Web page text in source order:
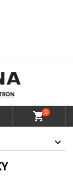
shopping_cart0